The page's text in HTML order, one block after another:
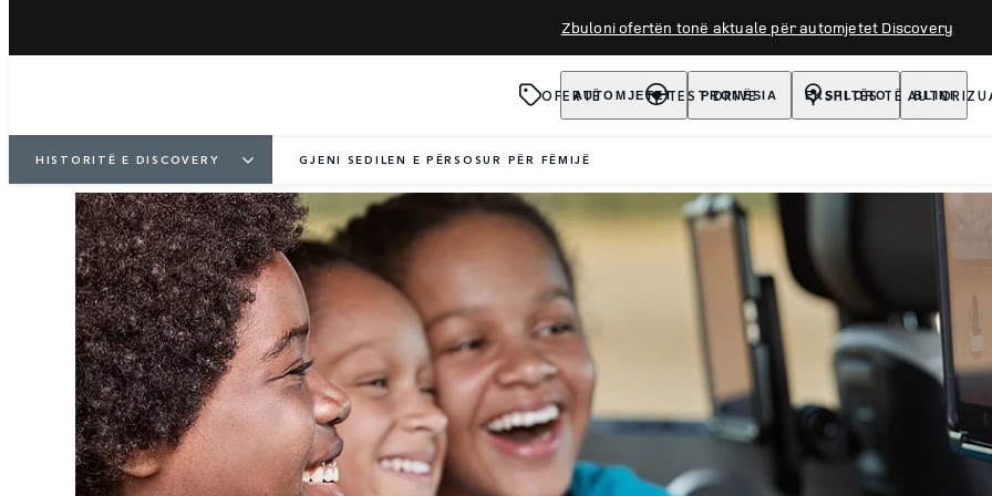
Zbuloni ofertën tonë aktuale për automjetet Discovery
AUTOMJETET PRONËSIA EKSPLORO BLINI
OFERTË TEST DRIVE SHITËS TË
HISTORITË E DISCOVERY GJENI SEDILEN E PËRSOSUR PËR FËMIJË